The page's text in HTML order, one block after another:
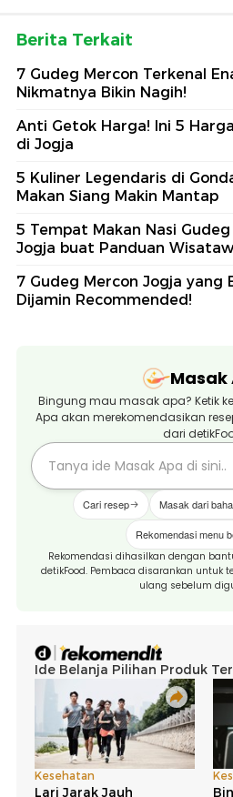
Berita Terkait
7 Gudeg Mercon Terkenal
Nikmatnya Bikin Nagih!
Anti Getok Harga! Ini 5
di Jogja
5 Kuliner Legendaris di
Makan Siang Makin Mantap
5 Tempat Makan Nasi
Jogja buat Panduan
7 Gudeg Mercon Jogja yang
Dijamin Recommended!
Masak
Bingung mau masak apa? Ketik
Apa akan merekomendasikan
dari
Cari resep Masak dari
Rekomendasi menu
Rekomendasi dihasilkan dengan
detikFood. Pembaca disarankan untuk
ulang sebelum